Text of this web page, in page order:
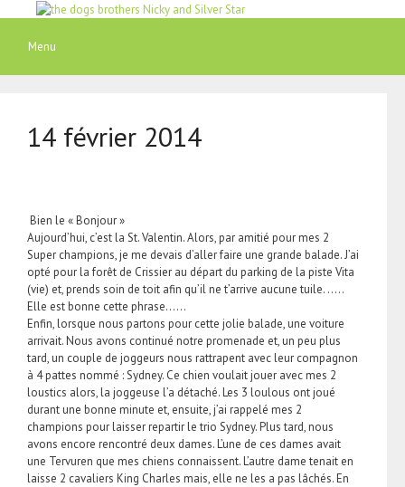
contenuMenu
14 février 2014
Bien le « Bonjour »
Aujourd’hui, c’est la St. Valentin. Alors, par amitié pour mes 2
Super champions, je me devais d’aller faire une grande balade. J’ai
opté pour la forêt de Crissier au départ du parking de la piste Vita
(vie) et, prends soin de toit afin qu’il ne t’arrive aucune tuile. …..
Elle est bonne cette phrase……
Enfin, lorsque nous partons pour cette jolie balade, une voiture
arrivait. Nous avons continué notre promenade et, un peu plus
tard, un couple de joggeurs nous rattrapent avec leur compagnon
à 4 pattes nommé : Sydney. Ce chien voulait jouer avec mes 2
loustics alors, la joggeuse l’a détaché. Les 3 loulous ont joué
durant une bonne minute et, ensuite, j’ai rappelé mes 2
champions pour laisser repartir le trio Sydney. Plus tard, nous
avons encore rencontré deux dames. L’une de ces dames avait
une Tervuren que mes chiens connaissent. L’autre dame tenait en
laisse 2 cavaliers King Charles mais, elle ne les a pas lâchés. En